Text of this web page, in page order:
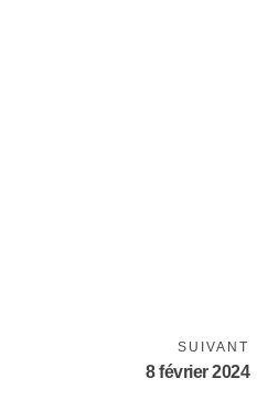
8 février 2024
SUIVANT